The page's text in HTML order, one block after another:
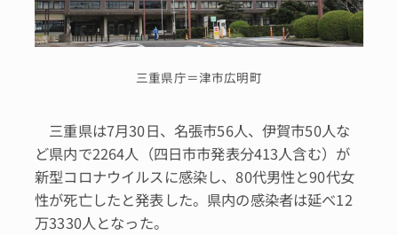
三重県庁＝津市広明町
三重県は7月30日、名張市56人、伊賀市50人な
ど県内で2264人（四日市市発表分413人含む）が
新型コロナウイルスに感染し、80代男性と90代女
性が死亡したと発表した。県内の感染者は延べ12
万3330人となった。